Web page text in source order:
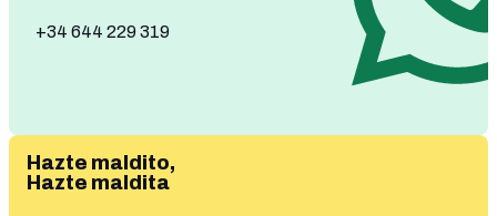
+34 644 229 319
Hazte maldito,
Hazte maldita